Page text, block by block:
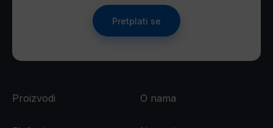
Proizvodi O nama
Pretplati se